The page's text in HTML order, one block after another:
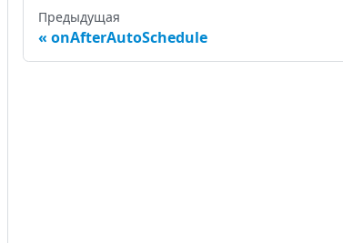
Предыдущая
onAfterAutoSchedule